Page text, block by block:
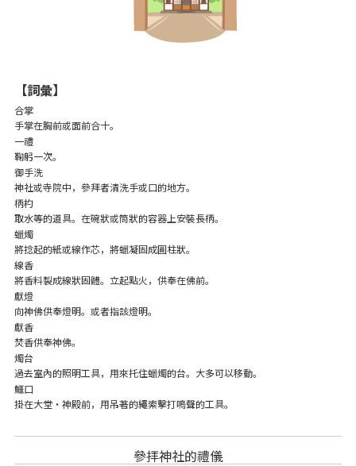
【詞彙】
合掌
手掌在胸前或面前合十。
一禮
鞠躬一次。
御手洗
神社或寺院中，參拜者清洗手或口的地方。
柄杓
取水等的道具。在碗狀或筒狀的容器上安裝長柄。
蠟燭
將捻起的紙或線作芯，將蠟凝固成圓柱狀。
線香
將香料製成線狀固體。立起點火，供奉在佛前。
獻燈
向神佛供奉燈明。或者指該燈明。
獻香
焚香供奉神佛。
燭台
過去室內的照明工具，用來托住蠟燭的台。大多可以移動。
鱷口
掛在大堂・神殿前，用吊著的繩索擊打鳴聲的工具。
參拝神社的禮儀